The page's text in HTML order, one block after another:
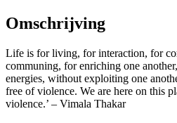
Omschrijving
Life is for living, for interaction, for
communing, for enriching one
energies, without exploiting one
free of violence. We are here on this
violence.’ – Vimala Thakar